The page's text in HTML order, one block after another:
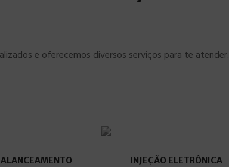
e oferecemos diversos serviços para te atender.
INJEÇÃO ELETRÔNICA